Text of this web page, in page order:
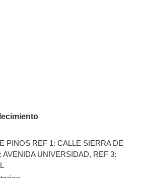
PINOS REF 1: CALLE SIERRA DE
AVENIDA UNIVERSIDAD, REF 3: